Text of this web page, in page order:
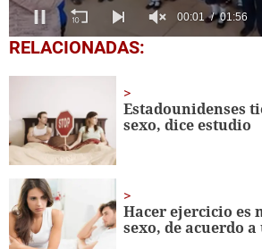
0
seconds
seconds
RELACIONADAS:
Estadounidenses
sexo, dice estudio
Hacer ejercicio es
sexo, de acuerdo